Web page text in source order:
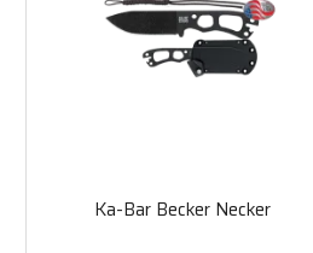
Ka-Bar Becker Necker